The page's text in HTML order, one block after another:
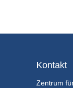
Kontakt
Zentrum